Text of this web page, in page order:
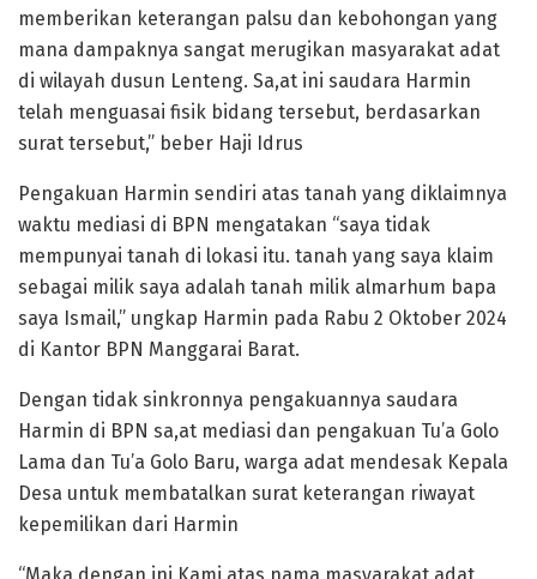
memberikan keterangan palsu dan kebohongan yang
mana dampaknya sangat merugikan masyarakat adat
di wilayah dusun Lenteng. Sa,at ini saudara Harmin
telah menguasai fisik bidang tersebut, berdasarkan
surat tersebut,” beber Haji Idrus
Pengakuan Harmin sendiri atas tanah yang diklaimnya
waktu mediasi di BPN mengatakan “saya tidak
mempunyai tanah di lokasi itu. tanah yang saya klaim
sebagai milik saya adalah tanah milik almarhum bapa
saya Ismail,” ungkap Harmin pada Rabu 2 Oktober 2024
di Kantor BPN Manggarai Barat.
Dengan tidak sinkronnya pengakuannya saudara
Harmin di BPN sa,at mediasi dan pengakuan Tu’a Golo
Lama dan Tu’a Golo Baru, warga adat mendesak Kepala
Desa untuk membatalkan surat keterangan riwayat
kepemilikan dari Harmin
“Maka dengan ini Kami atas nama masyarakat adat